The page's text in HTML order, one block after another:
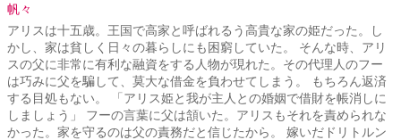
帆々
アリスは十五歳。王国で高家と呼ばれるう高貴な家の姫だった。し
かし、家は貧しく日々の暮らしにも困窮していた。 そんな時、アリ
スの父に非常に有利な融資をする人物が現れた。その代理人のフー
は巧みに父を騙して、莫大な借金を負わせてしまう。 もちろん返済
する目処もない。 「アリス姫と我が主人との婚姻で借財を帳消しに
しましょう」 フーの言葉に父は頷いた。アリスもそれを責められな
かった。家を守るのは父の責務だと信じたから。 嫁いだドリトルン